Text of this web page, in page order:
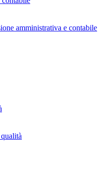
amministrativa e contabile